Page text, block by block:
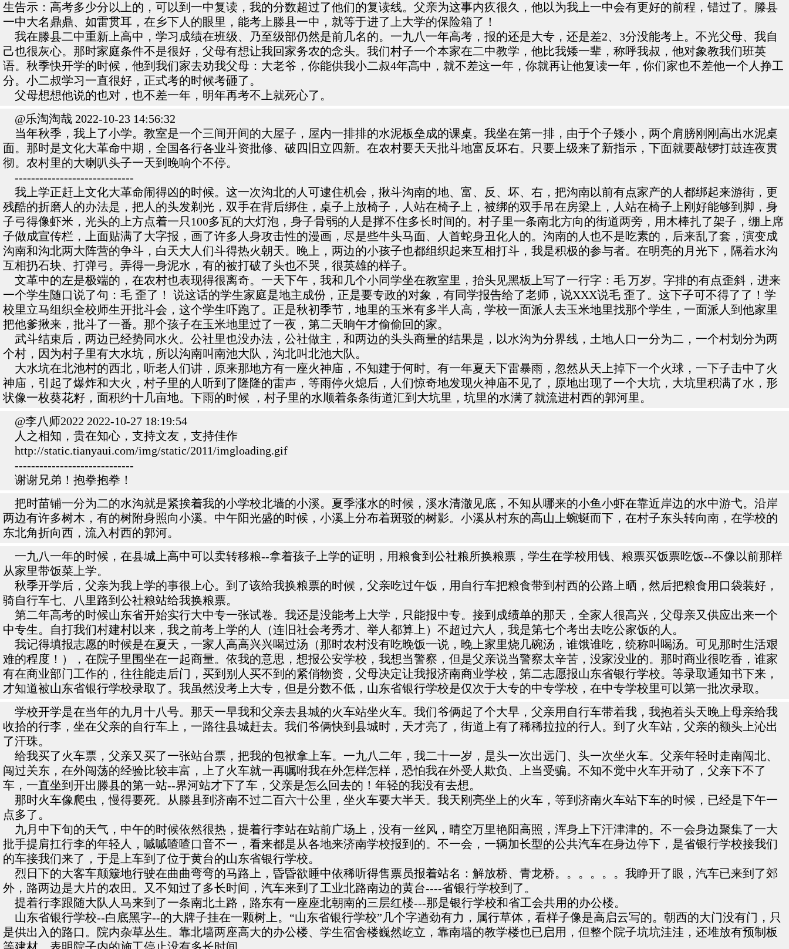
生告示：高考多少分以上的，可以到一中复读，我的分数超过了他们的复读线。父亲为这事内疚很久，他以为我上一中会有更好的前程，错过了。滕县
一中大名鼎鼎、如雷贯耳，在乡下人的眼里，能考上滕县一中，就等于进了上大学的保险箱了！
我在滕县二中重新上高中，学习成绩在班级、乃至级部仍然是前几名的。一九八一年高考，报的还是大专，还是差2、3分没能考上。不光父母、我自
己也很灰心。那时家庭条件不是很好，父母有想让我回家务农的念头。我们村子一个本家在二中教学，他比我矮一辈，称呼我叔，他对象教我们班英
语。秋季快开学的时候，他到我们家去劝我父母：大老爷，你能供我小二叔4年高中，就不差这一年，你就再让他复读一年，你们家也不差他一个人挣工
分。小二叔学习一直很好，正式考的时候考砸了。
父母想想他说的也对，也不差一年，明年再考不上就死心了。
@乐淘淘哉 2022-10-23 14:56:32
当年秋季，我上了小学。教室是一个三间开间的大屋子，屋内一排排的水泥板垒成的课桌。我坐在第一排，由于个子矮小，两个肩膀刚刚高出水泥桌
面。那时是文化大革命中期，全国各行各业斗资批修、破四旧立四新。在农村要天天批斗地富反坏右。只要上级来了新指示，下面就要敲锣打鼓连夜贯
彻。农村里的大喇叭头子一天到晚响个不停。
-----------------------------
我上学正赶上文化大革命闹得凶的时候。这一次沟北的人可逮住机会，揪斗沟南的地、富、反、坏、右，把沟南以前有点家产的人都绑起来游街，更
残酷的折磨人的办法是，把人的头发剃光，双手在背后绑住，桌子上放椅子，人站在椅子上，被绑的双手吊在房梁上，人站在椅子上刚好能够到脚，身
子弓得像虾米，光头的上方点着一只100多瓦的大灯泡，身子骨弱的人是撑不住多长时间的。村子里一条南北方向的街道两旁，用木棒扎了架子，绷上席
子做成宣传栏，上面贴满了大字报，画了许多人身攻击性的漫画，尽是些牛头马面、人首蛇身丑化人的。沟南的人也不是吃素的，后来乱了套，演变成
沟南和沟北两大阵营的争斗，白天大人们斗得热火朝天。晚上，两边的小孩子也都组织起来互相打斗，我是积极的参与者。在明亮的月光下，隔着水沟
互相扔石块、打弹弓。弄得一身泥水，有的被打破了头也不哭，很英雄的样子。
文革中的左是极端的，在农村也表现得很离奇。一天下午，我和几个小同学坐在教室里，抬头见黑板上写了一行字：毛 万岁。字排的有点歪斜，进来
一个学生随口说了句：毛 歪了！ 说这话的学生家庭是地主成份，正是要专政的对象，有同学报告给了老师，说XXX说毛 歪了。这下子可不得了了！学
校里立马组织全校师生开批斗会，这个学生吓跑了。正是秋初季节，地里的玉米有多半人高，学校一面派人去玉米地里找那个学生，一面派人到他家里
把他爹揪来，批斗了一番。那个孩子在玉米地里过了一夜，第二天晌午才偷偷回的家。
武斗结束后，两边已经势同水火。公社里也没办法，公社做主，和两边的头头商量的结果是，以水沟为分界线，土地人口一分为二，一个村划分为两
个村，因为村子里有大水坑，所以沟南叫南池大队，沟北叫北池大队。
大水坑在北池村的西北，听老人们讲，原来那地方有一座火神庙，不知建于何时。有一年夏天下雷暴雨，忽然从天上掉下一个火球，一下子击中了火
神庙，引起了爆炸和大火，村子里的人听到了隆隆的雷声，等雨停火熄后，人们惊奇地发现火神庙不见了，原地出现了一个大坑，大坑里积满了水，形
状像一枚葵花籽，面积约十几亩地。下雨的时候 ，村子里的水顺着条条街道汇到大坑里，坑里的水满了就流进村西的郭河里。
@李八师2022 2022-10-27 18:19:54
人之相知，贵在知心，支持文友，支持佳作
http://static.tianyaui.com/img/static/2011/imgloading.gif
-----------------------------
谢谢兄弟！抱拳抱拳！
把时苗铺一分为二的水沟就是紧挨着我的小学校北墙的小溪。夏季涨水的时候，溪水清澈见底，不知从哪来的小鱼小虾在靠近岸边的水中游弋。沿岸
两边有许多树木，有的树附身照向小溪。中午阳光盛的时候，小溪上分布着斑驳的树影。小溪从村东的高山上蜿蜒而下，在村子东头转向南，在学校的
东北角折向西，流入村西的郭河。
一九八一年的时候，在县城上高中可以卖转移粮--拿着孩子上学的证明，用粮食到公社粮所换粮票，学生在学校用钱、粮票买饭票吃饭--不像以前那样
从家里带饭菜上学。
秋季开学后，父亲为我上学的事很上心。到了该给我换粮票的时候，父亲吃过午饭，用自行车把粮食带到村西的公路上晒，然后把粮食用口袋装好，
骑自行车七、八里路到公社粮站给我换粮票。
第二年高考的时候山东省开始实行大中专一张试卷。我还是没能考上大学，只能报中专。接到成绩单的那天，全家人很高兴，父母亲又供应出来一个
中专生。自打我们村建村以来，我之前考上学的人（连旧社会考秀才、举人都算上）不超过六人，我是第七个考出去吃公家饭的人。
我记得填报志愿的时候是在夏天，一家人高高兴兴喝过汤（那时农村没有吃晚饭一说，晚上家里烧几碗汤，谁饿谁吃，统称叫喝汤。可见那时生活艰
难的程度！），在院子里围坐在一起商量。依我的意思，想报公安学校，我想当警察，但是父亲说当警察太辛苦，没家没业的。那时商业很吃香，谁家
有在商业部门工作的，往往能走后门，买到别人买不到的紧俏物资，父母决定让我报济南商业学校，第二志愿报山东省银行学校。等录取通知书下来，
才知道被山东省银行学校录取了。我虽然没考上大专，但是分数不低，山东省银行学校是仅次于大专的中专学校，在中专学校里可以第一批次录取。
学校开学是在当年的九月十八号。那天一早我和父亲去县城的火车站坐火车。我们爷俩起了个大早，父亲用自行车带着我，我抱着头天晚上母亲给我
收拾的行李，坐在父亲的自行车上，一路往县城赶去。我们爷俩快到县城时，天才亮了，街道上有了稀稀拉拉的行人。到了火车站，父亲的额头上沁出
了汗珠。
给我买了火车票，父亲又买了一张站台票，把我的包袱拿上车。一九八二年，我二十一岁，是头一次出远门、头一次坐火车。父亲年轻时走南闯北、
闯过关东，在外闯荡的经验比较丰富，上了火车就一再嘱咐我在外怎样怎样，恐怕我在外受人欺负、上当受骗。不知不觉中火车开动了，父亲下不了
车，一直坐到开出滕县的第一站--界河站才下了车，父亲是怎么回去的！年轻的我没有去想。
那时火车像爬虫，慢得要死。从滕县到济南不过二百六十公里，坐火车要大半天。我天刚亮坐上的火车，等到济南火车站下车的时候，已经是下午一
点多了。
九月中下旬的天气，中午的时候依然很热，提着行李站在站前广场上，没有一丝风，晴空万里艳阳高照，浑身上下汗津津的。不一会身边聚集了一大
批手提肩扛行李的年轻人，嘁嘁喳喳口音不一，看来都是从各地来济南学校报到的。不一会，一辆加长型的公共汽车在身边停下，是省银行学校接我们
的车接我们来了，于是上车到了位于黄台的山东省银行学校。
烈日下的大客车颠簸地行驶在曲曲弯弯的马路上，昏昏欲睡中依稀听得售票员报着站名：解放桥、青龙桥。。。。。。我睁开了眼，汽车已来到了郊
外，路两边是大片的农田。又不知过了多长时间，汽车来到了工业北路南边的黄台----省银行学校到了。
提着行李跟随大队人马来到了一条南北土路，路东有一座座北朝南的三层红楼---那是银行学校和省工会共用的办公楼。
山东省银行学校--白底黑字--的大牌子挂在一颗树上。“山东省银行学校”几个字遒劲有力，属行草体，看样子像是高启云写的。朝西的大门没有门，只
是供出入的路口。院内杂草丛生。靠北墙两座高大的办公楼、学生宿舍楼巍然屹立，靠南墙的教学楼也已启用，但整个院子坑坑洼洼，还堆放有预制板